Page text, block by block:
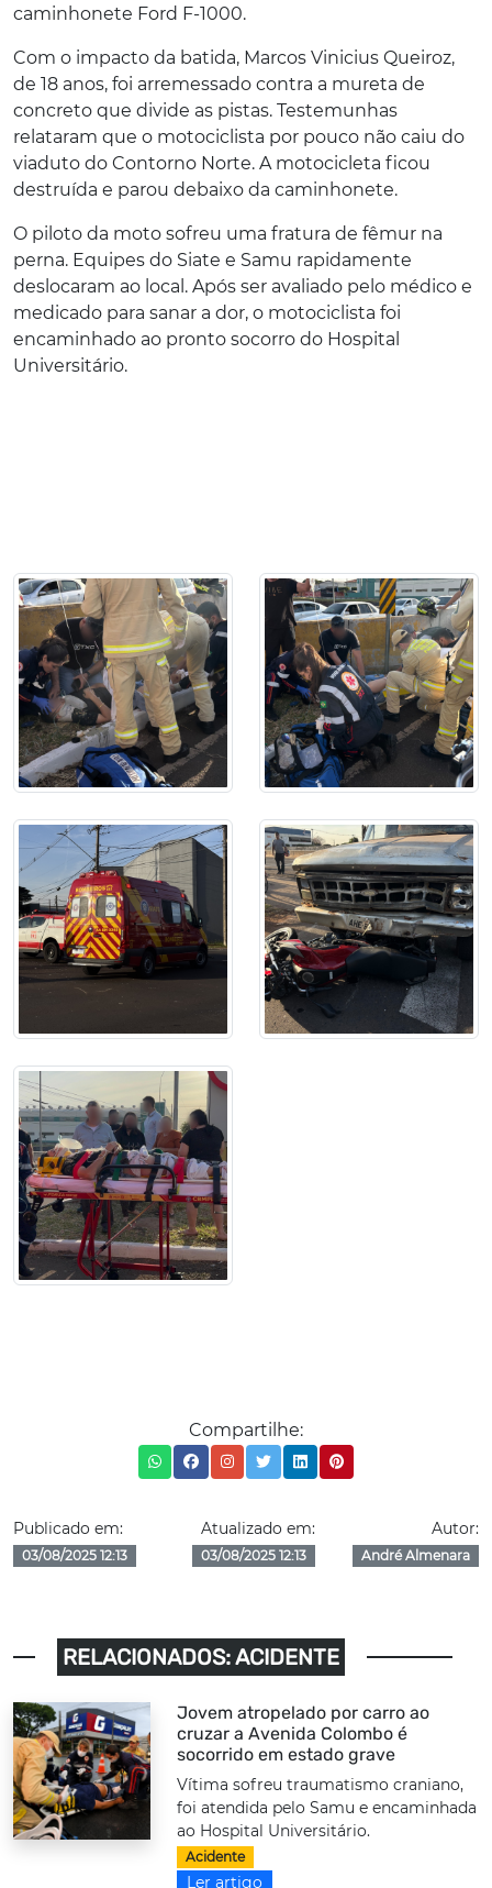
caminhonete Ford F-1000.
Com o impacto da batida, Marcos Vinicius Queiroz,
de 18 anos, foi arremessado contra a mureta de
concreto que divide as pistas. Testemunhas
relataram que o motociclista por pouco não caiu do
viaduto do Contorno Norte. A motocicleta ficou
destruída e parou debaixo da caminhonete.
O piloto da moto sofreu uma fratura de fêmur na
perna. Equipes do Siate e Samu rapidamente
deslocaram ao local. Após ser avaliado pelo médico e
medicado para sanar a dor, o motociclista foi
encaminhado ao pronto socorro do Hospital
Universitário.
Compartilhe:
Publicado em:
03/08/2025 12:13
Atualizado em:
03/08/2025 12:13
Autor:
André Almenara
RELACIONADOS: ACIDENTE
Jovem atropelado por carro ao
cruzar a Avenida Colombo é
socorrido em estado grave
Vítima sofreu traumatismo craniano,
foi atendida pelo Samu e encaminhada
ao Hospital Universitário.
Acidente
Ler artigo